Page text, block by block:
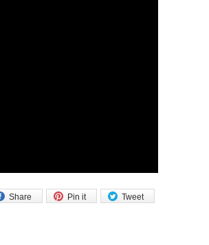
Tweet
Pin it
Share